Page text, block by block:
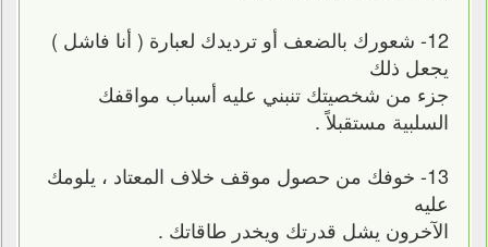
12- شعورك بالضعف أو ترديدك لعبارة ( أنا فاشل )
يجعل ذلك
جزء من شخصيتك تنبني عليه أسباب مواقفك
السلبية مستقبلاً .
13- خوفك من حصول موقف خلاف المعتاد ، يلومك
عليه
الآخرون يشل قدرتك ويخدر طاقاتك .